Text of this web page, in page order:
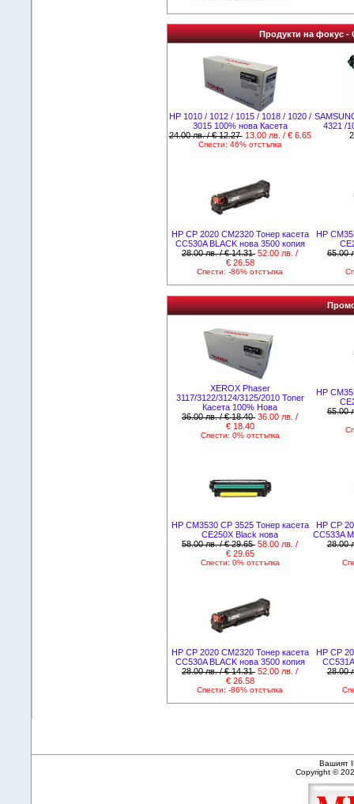
Продукти на
НР 1010 / 1012 / 1015 / 1018 / 1020 /
3015 100% нова Касета
24.00 лв. / € 12.27 13.00 лв. / € 6.65
Спести: 46% отстъпка
4321 /
HP CP 2020 CM2320 Тонер касета
CC530A BLACK нова 3500 копия
28.00 лв. / € 14.31 52.00 лв. /
€ 26.58
Спести: -86% отстъпка
HP
65.00
XEROX Phaser
3117/3122/3124/3125/2010 Toner
Касета 100% Нова
36.00 лв. / € 18.40 36.00 лв. /
€ 18.40
Спести: 0% отстъпка
HP
65.00
HP CM3530 CP 3525 Тонер касета
CE250X Black нова
58.00 лв. / € 29.65 58.00 лв. /
€ 29.65
Спести: 0% отстъпка
HP CP
CC533A
28.00
HP CP 2020 CM2320 Тонер касета
CC530A BLACK нова 3500 копия
28.00 лв. / € 14.31 52.00 лв. /
€ 26.58
Спести: -86% отстъпка
HP CP
28.00
Вашият
Copyright ©